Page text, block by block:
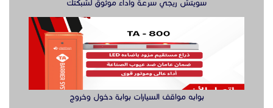
صيانة التلفزيةن والصوتيات